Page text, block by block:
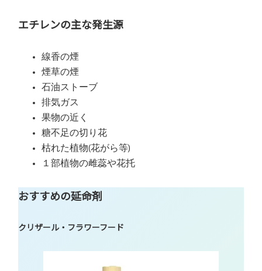
エチレンの主な発生源
線香の煙
煙草の煙
石油ストーブ
排気ガス
果物の近く
糖不足の切り花
枯れた植物(花がら等)
１部植物の雌蕊や花托
おすすめの延命剤
クリザール・フラワーフード